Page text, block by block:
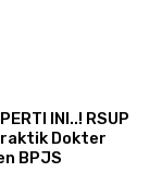
INI..! RSUP
Dokter
BPJS